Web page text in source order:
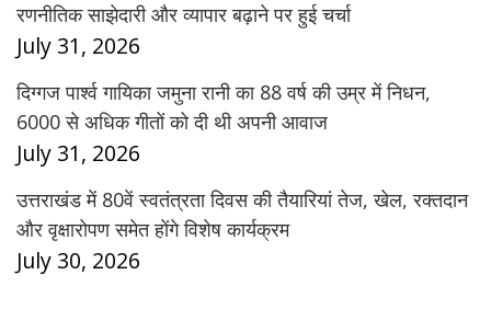
रणनीतिक साझेदारी और व्यापार बढ़ाने पर हुई चर्चा
July 31, 2026
दिग्गज पार्श्व गायिका जमुना रानी का 88 वर्ष की उम्र में निधन,
6000 से अधिक गीतों को दी थी अपनी आवाज
July 31, 2026
उत्तराखंड में 80वें स्वतंत्रता दिवस की तैयारियां तेज, खेल, रक्तदान
और वृक्षारोपण समेत होंगे विशेष कार्यक्रम
July 30, 2026